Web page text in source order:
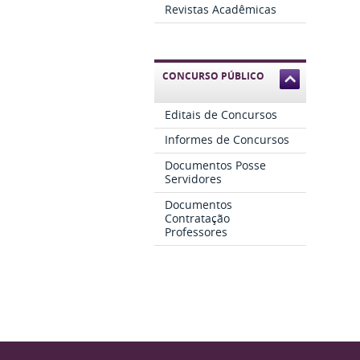
Revistas Acadêmicas
CONCURSO PÚBLICO
Editais de Concursos
Informes de Concursos
Documentos Posse
Servidores
Documentos
Contratação
Professores